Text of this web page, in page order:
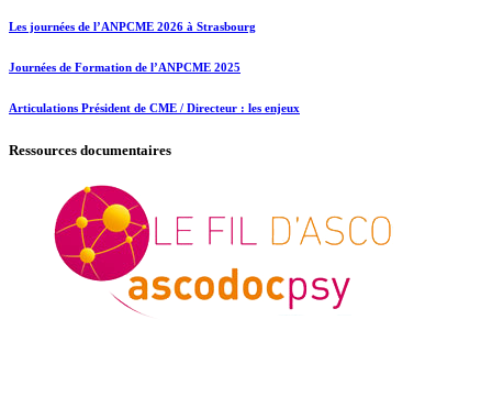
Les journées de l’ANPCME 2026 à Strasbourg
Journées de Formation de l’ANPCME 2025
Articulations Président de CME / Directeur : les enjeux
Ressources documentaires